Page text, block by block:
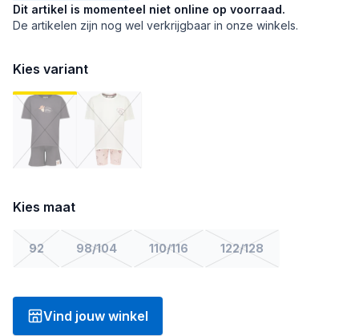
Dit artikel is momenteel niet online op voorraad.
De artikelen zijn nog wel verkrijgbaar in onze winkels.
Kies variant
Kies maat
92 98/104 110/116 122/128
Vind jouw winkel